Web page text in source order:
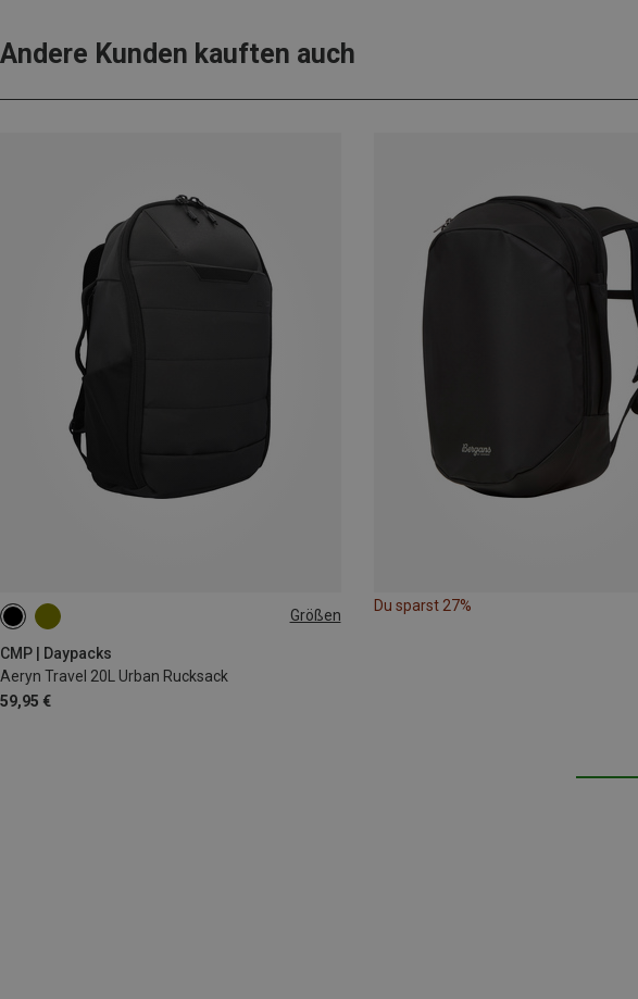
Andere Kunden kauften auch
Größen
CMP | Daypacks
Aeryn Travel 20L Urban Rucksack
59,95 €
20L
Du sparst 27%